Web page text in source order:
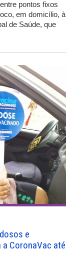
pontos fixos
em domicílio, à
de Saúde, que
e
CoronaVac até